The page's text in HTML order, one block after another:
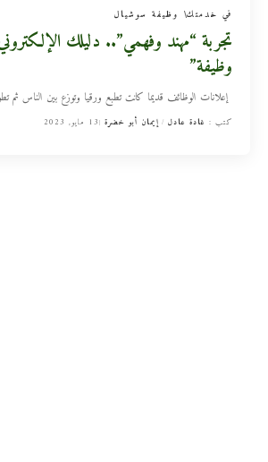
في خدمتك وظيفة سوشيال
تجربة “مهند وفهمي”.. دليلك
وظيفة”
إعلانات الوظائف قديما كانت تطبع ورقيا وتوزع بين الناس ثم
كتب : غادة عادل إيمان أبو خضرة 13 مايو, 2023